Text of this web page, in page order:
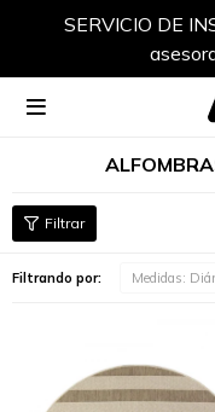
SERVICIO DE

Filtrando por: Medidas: